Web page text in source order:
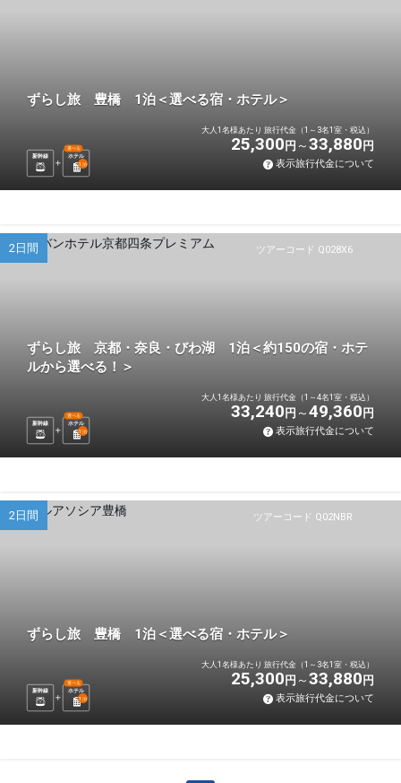
ずらし旅 豊橋 1泊＜選べる宿・ホテル＞
新幹線 ホテル
選べる
1 泊
大人1名様あたり 旅行代金（1～3名1室・税込）
25,300 円 33,880 円
表示旅行代金について
ツアーコード Q028X6
2日間
ずらし旅 京都・奈良・びわ湖 1泊＜約150の宿・ホテ
ルから選べる！＞
新幹線 ホテル
選べる
1 泊
大人1名様あたり 旅行代金（1～4名1室・税込）
33,240 円 49,360 円
表示旅行代金について
ツアーコード Q02NBR
2日間
ずらし旅 豊橋 1泊＜選べる宿・ホテル＞
新幹線 ホテル
選べる
1 泊
大人1名様あたり 旅行代金（1～3名1室・税込）
25,300 円 33,880 円
表示旅行代金について